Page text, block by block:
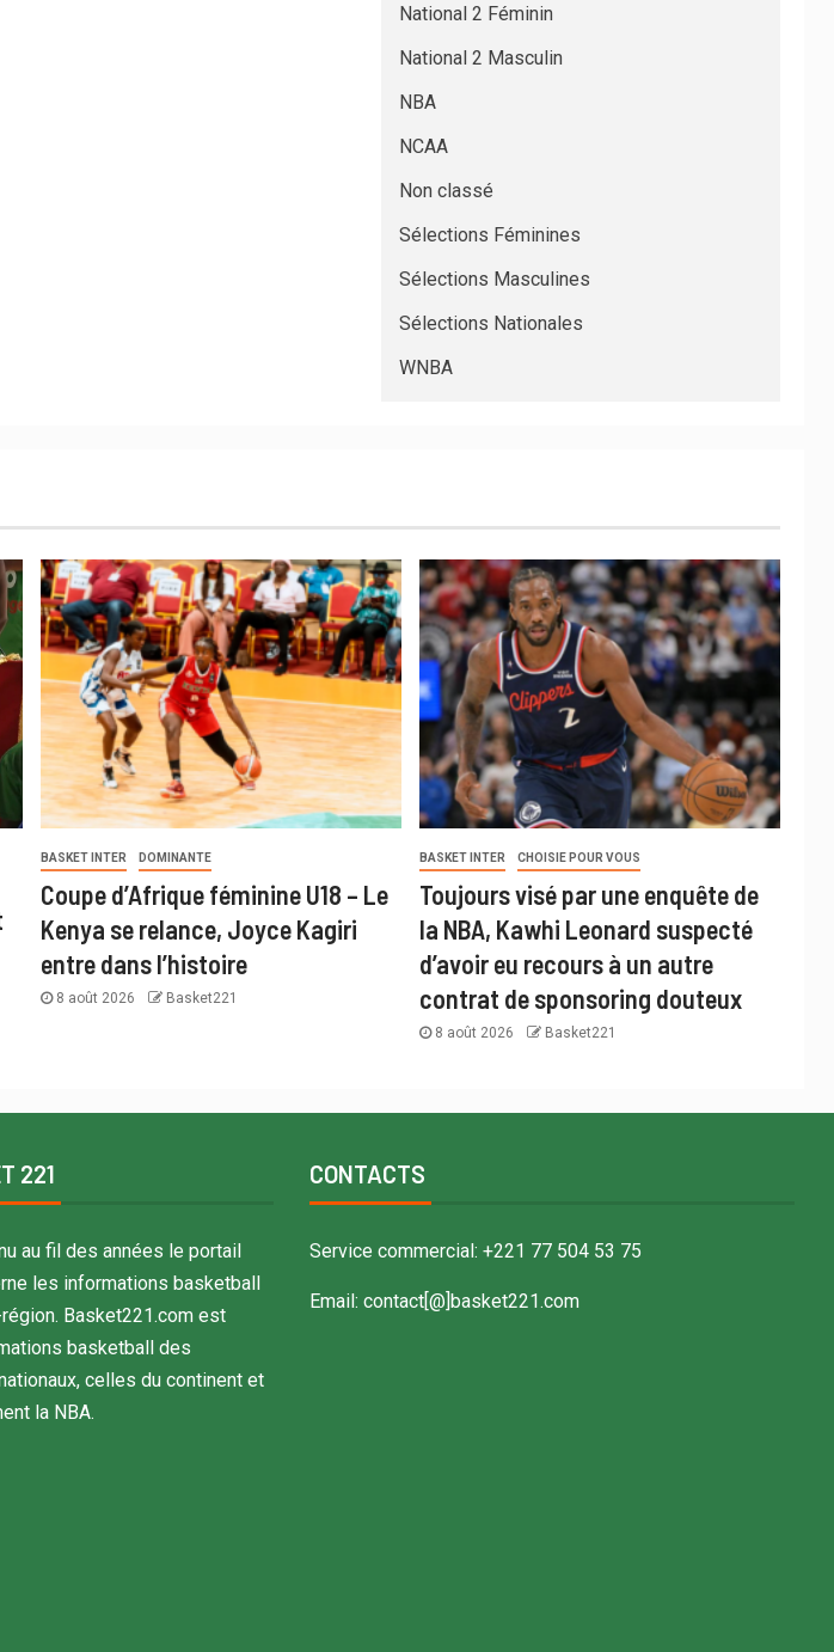
National 2 Féminin
National 2 Masculin
NBA
NCAA
Non classé
Sélections Féminines
Sélections Masculines
Sélections Nationales
WNBA
BASKET INTER DOMINANTE
Coupe d’Afrique féminine U18 – Le
Kenya se relance, Joyce Kagiri
entre dans l’histoire
8 août 2026 Basket221
BASKET INTER CHOISIE POUR VOUS
Toujours visé par une enquête de
la NBA, Kawhi Leonard suspecté
d’avoir eu recours à un autre
contrat de sponsoring douteux
8 août 2026 Basket221
221
au fil des années le portail
les informations basketball
Basket221.com est
basketball des
celles du continent et
la NBA.
CONTACTS
Service commercial: +221 77 504 53 75
Email: contact[@]basket221.com